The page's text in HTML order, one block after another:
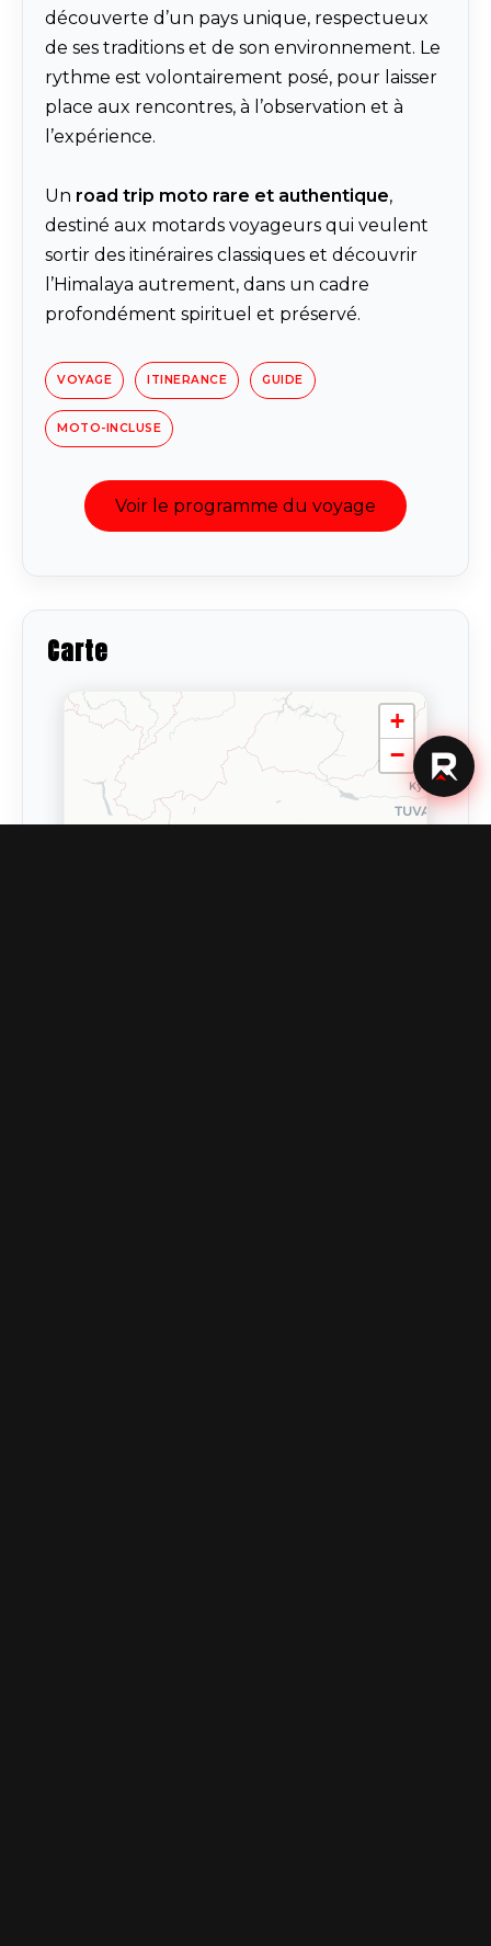
découverte d’un pays unique, respectueux
de ses traditions et de son environnement. Le
rythme est volontairement posé, pour laisser
place aux rencontres, à l’observation et à
l’expérience.
Un road trip moto rare et authentique,
destiné aux motards voyageurs qui veulent
sortir des itinéraires classiques et découvrir
l’Himalaya autrement, dans un cadre
profondément spirituel et préservé.
VOYAGE ITINERANCE GUIDE
MOTO-INCLUSE
Voir le programme du voyage
Carte
+
−